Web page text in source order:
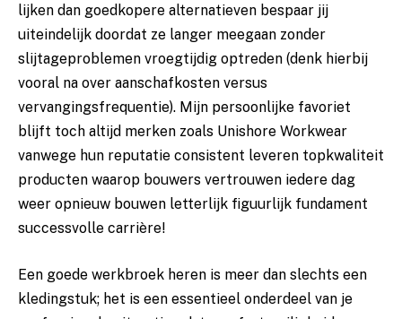
lijken dan goedkopere alternatieven bespaar jij
uiteindelijk doordat ze langer meegaan zonder
slijtageproblemen vroegtijdig optreden (denk hierbij
vooral na over aanschafkosten versus
vervangingsfrequentie). Mijn persoonlijke favoriet
blijft toch altijd merken zoals Unishore Workwear
vanwege hun reputatie consistent leveren topkwaliteit
producten waarop bouwers vertrouwen iedere dag
weer opnieuw bouwen letterlijk figuurlijk fundament
successvolle carrière!
Een goede werkbroek heren is meer dan slechts een
kledingstuk; het is een essentieel onderdeel van je